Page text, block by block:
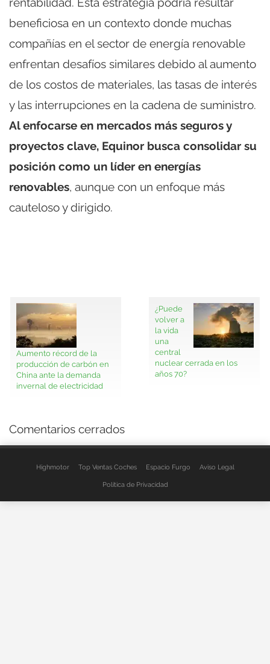
beneficiosa en un contexto donde muchas
compañías en el sector de energía renovable
enfrentan desafíos similares debido al aumento
de los costos de materiales, las tasas de interés
y las interrupciones en la cadena de suministro.
Al enfocarse en mercados más seguros y
proyectos clave, Equinor busca consolidar su
posición como un líder en energías
renovables, aunque con un enfoque más
cauteloso y dirigido.
Aumento récord de la
producción de carbón en
China ante la demanda
invernal de electricidad
¿Puede
volver a
la vida
una
central
nuclear cerrada en los
años 70?
Comentarios cerrados
Highmotor Top Ventas Coches Espacio Furgo Aviso Legal
Política de Privacidad